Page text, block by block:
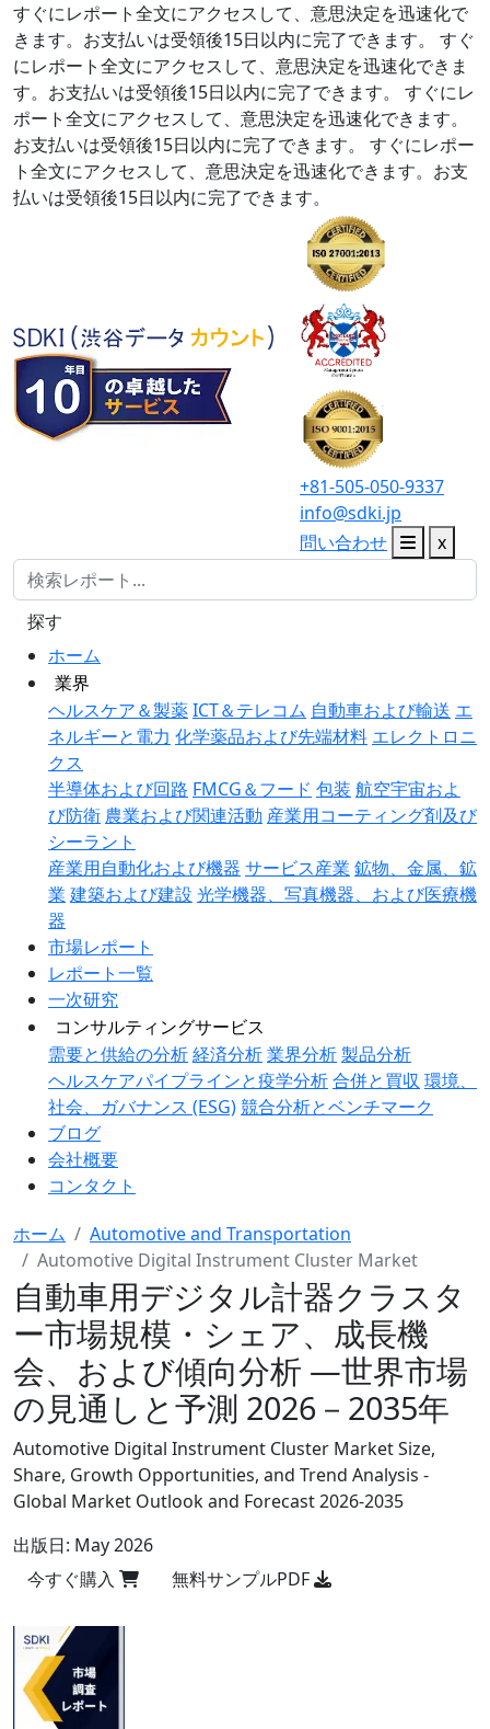
すぐにレポート全文にアクセスして、意思決定を迅速化で
きます。お支払いは受領後15日以内に完了できます。
すぐ
にレポート全文にアクセスして、意思決定を迅速化できま
す。お支払いは受領後15日以内に完了できます。
すぐにレ
ポート全文にアクセスして、意思決定を迅速化できます。
お支払いは受領後15日以内に完了できます。
すぐにレポー
ト全文にアクセスして、意思決定を迅速化できます。お支
払いは受領後15日以内に完了できます。
+81-505-050-9337
info@sdki.jp
問い合わせ
x
ホーム
業界
ヘルスケア＆製薬ICT＆テレコム 自動車および輸送 エ
ネルギーと電力 化学薬品および先端材料 エレクトロニ
クス
半導体および回路 FMCG＆フード 包装 航空宇宙およ
び防衛 農業および関連活動 産業用コーティング剤及び
シーラント
産業用自動化および機器 サービス産業 鉱物、金属、鉱
業 建築および建設 光学機器、写真機器、および医療機
器
市場レポート
レポート一覧
一次研究
コンサルティングサービス
需要と供給の分析経済分析業界分析製品分析
ヘルスケアパイプラインと疫学分析合併と買収 環境、
社会、ガバナンス (ESG)競合分析とベンチマーク
ブログ
会社概要
コンタクト
探す
ホーム
Automotive and Transportation
Automotive Digital Instrument Cluster Market
自動車用デジタル計器クラスタ
ー市場規模・シェア、成長機
会、および傾向分析 ―世界市場
の見通しと予測 2026－2035年
Automotive Digital Instrument Cluster Market Size,
Share, Growth Opportunities, and Trend Analysis -
Global Market Outlook and Forecast 2026-2035
出版日: May 2026
今すぐ購入
無料サンプルPDF